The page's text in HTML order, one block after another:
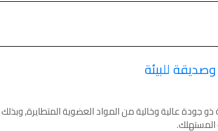
للبيئة
جودة عالية وخالية من المواد العضوية المتطايرة,